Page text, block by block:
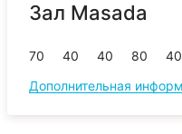
Зал Masada
70 40 40 80
40
Дополнительная